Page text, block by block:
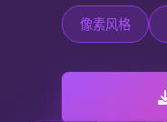
像素风格